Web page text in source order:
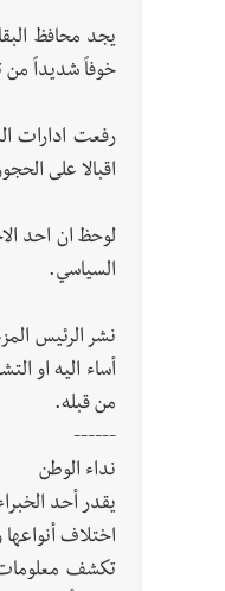
يجد محافظ
خوفاً شديداً من
رفعت ادارات
اقبالا على
لوحظ ان احد
السياسي.
نشر الرئيس
أساء اليه او
من قبله.
------
نداء الوطن
يقدر أحد
اختلاف
تكشف معلومات